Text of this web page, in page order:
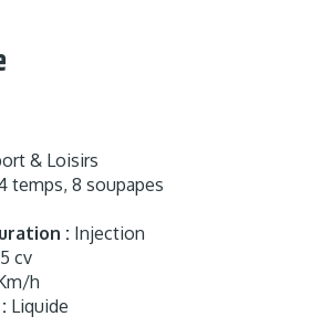
& Loisirs
temps, 8 soupapes
: Injection
cv
h
Liquide